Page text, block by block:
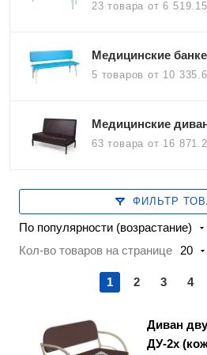
23 товара от 6
Медицинские
5 товаров от 10
Медицинские
63 товара от 16
ФИЛЬТР
По популярности (возрастание)
Кол-во товаров на странице
20
1 2 3 4
Диван
ДУ-2х